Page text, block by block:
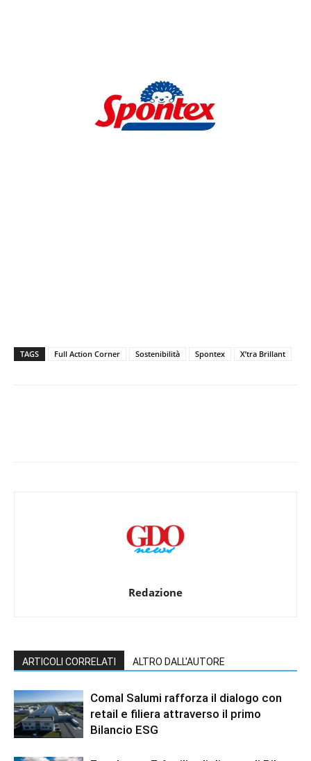
TAGS Full Action Corner Sostenibilità Spontex X’tra Brillant
Redazione
ARTICOLI CORRELATI ALTRO DALL'AUTORE
Comal Salumi rafforza il dialogo con
retail e filiera attraverso il primo
Bilancio ESG